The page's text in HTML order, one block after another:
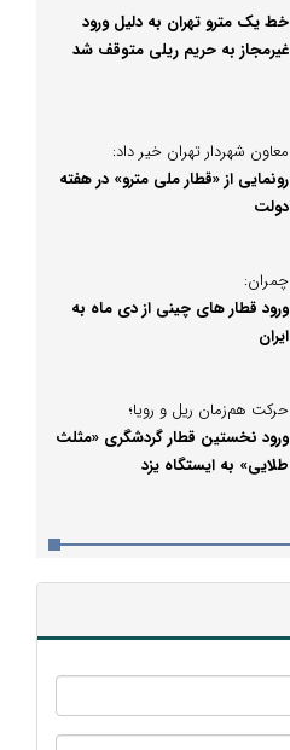
خط یک مترو تهران به دلیل ورود
غیرمجاز به حریم ریلی متوقف شد
معاون شهردار تهران خیر داد:
رونمایی از «قطار ملی مترو» در هفته
دولت
چمران:
ورود قطار های چینی از دی ماه به
ایران
حرکت هم‌زمان ریل و رویا؛
ورود نخستین قطار گردشگری «مثلث
طلایی» به ایستگاه یزد